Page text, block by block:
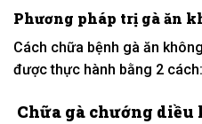
Phương pháp trị gà ăn
Cách chữa bệnh gà ăn không
đượcthực hành bằng 2 cách:
Chữa gà chướng diều